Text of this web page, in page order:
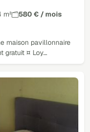
m²
580 € / mois
maison pavillonnaire
gratuit ¤ Loy…